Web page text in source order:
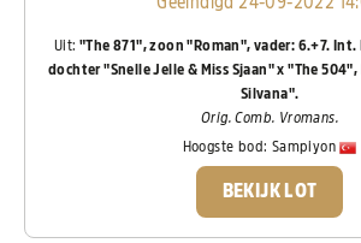
Uit: "The 871", zoon "Roman", vader: 6.+7. Int.
dochter "Snelle Jelle & Miss Sjaan" x "The
Silvana".
Orig. Comb. Vromans.
Hoogste bod: Sampiyon
BEKIJK LOT